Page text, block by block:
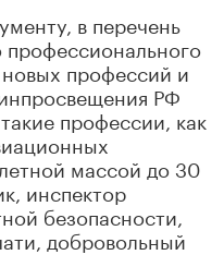
в перечень
профессионального
профессий и
РФ
профессии, как
массой до 30
инспектор
безопасности,
добровольный